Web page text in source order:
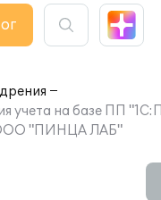
учета на базе ПП
"ПИНЦА ЛАБ"